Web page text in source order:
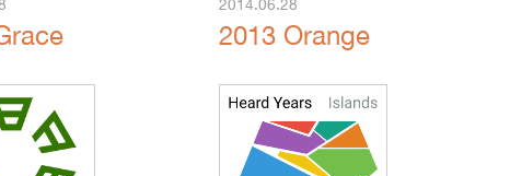
2014.06.28
2013 Orange